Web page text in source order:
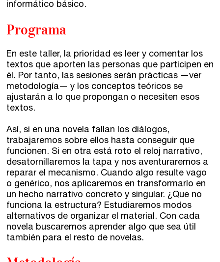
Asesoría y Corrección
Tutorías
Contacto
Escríbenos
Dónde estamos
Sede central:
Cervantes nº21, entlo.
28014 Madrid
info@fuentetajaliteraria.com
Tel 91 531 15 09
WhatsApp 619 027 626
informático básico.
Programa
En este taller, la prioridad es leer y comentar los
textos que aporten las personas que participen en
él. Por tanto, las sesiones serán prácticas —ver
metodología— y los conceptos teóricos se
ajustarán a lo que propongan o necesiten esos
textos.
Así, si en una novela fallan los diálogos,
trabajaremos sobre ellos hasta conseguir que
funcionen. Si en otra está roto el reloj narrativo,
desatornillaremos la tapa y nos aventuraremos a
reparar el mecanismo. Cuando algo resulte vago
o genérico, nos aplicaremos en transformarlo en
un hecho narrativo concreto y singular. ¿Que no
funciona la estructura? Estudiaremos modos
alternativos de organizar el material. Con cada
novela buscaremos aprender algo que sea útil
también para el resto de novelas.